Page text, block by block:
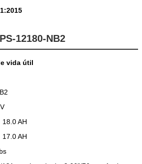
12180-NB2
vida útil
18.0 AH
17.0 AH